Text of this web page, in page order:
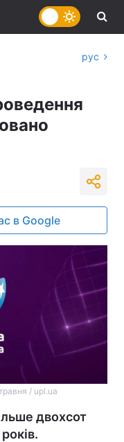
рус
в Google
/ upl.ua
двохсот